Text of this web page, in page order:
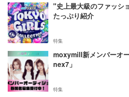
"史上最大級のファッシ
たっぷり紹介
特集
moxymill新メンバーオ
nex7」
特集